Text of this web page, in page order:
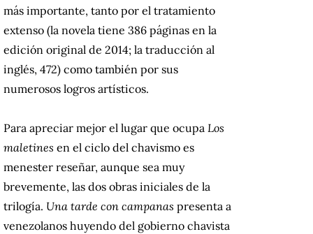
más importante, tanto por el tratamiento
extenso (la novela tiene 386 páginas en la
edición original de 2014; la traducción al
inglés, 472) como también por sus
numerosos logros artísticos.
Para apreciar mejor el lugar que ocupa Los
maletines en el ciclo del chavismo es
menester reseñar, aunque sea muy
brevemente, las dos obras iniciales de la
trilogía. Una tarde con campanas presenta a
venezolanos huyendo del gobierno chavista